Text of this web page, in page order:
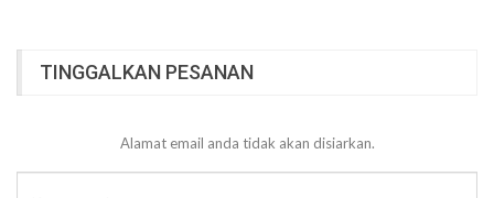
TINGGALKAN PESANAN
Alamat email anda tidak akan disiarkan.